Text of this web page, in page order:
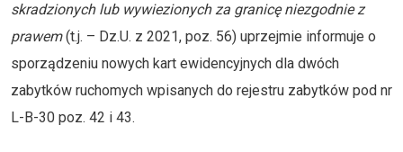
skradzionych lub wywiezionych za granicę niezgodnie z
prawem(t.j. – Dz.U. z 2021, poz. 56) uprzejmie informuje o
sporządzeniu nowych kart ewidencyjnych dla dwóch
zabytków ruchomych wpisanych do rejestru zabytków pod nr
L-B-30 poz. 42 i 43.